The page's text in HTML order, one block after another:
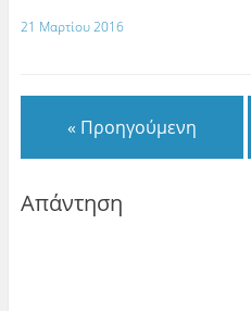
21 Μαρτίου 2016
« Προηγούμενη
Απάντηση